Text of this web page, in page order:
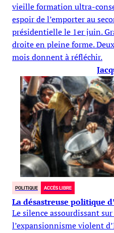
vieille formation ultra-
espoir de l’emporter au
présidentielle le 1er juin.
droite en pleine forme.
mois donnent à réfléchir.
POLITIQUE ACCÈS LIBRE
La désastreuse politique
Le silence assourdissant
l’expansionnisme violent